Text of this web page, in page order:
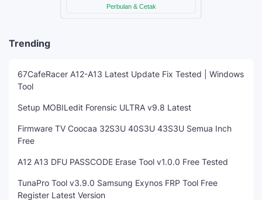
Trending
67CafeRacer A12-A13 Latest Update Fix Tested | Windows
Tool
Setup MOBILedit Forensic ULTRA v9.8 Latest
Firmware TV Coocaa 32S3U 40S3U 43S3U Semua Inch
Free
A12 A13 DFU PASSCODE Erase Tool v1.0.0 Free Tested
TunaPro Tool v3.9.0 Samsung Exynos FRP Tool Free
Register Latest Version